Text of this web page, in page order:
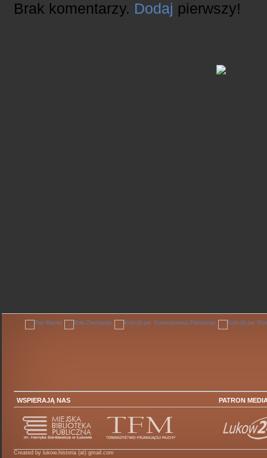
Brak komentarzy. Dodaj pierwszy!
WSPIERAJĄ NAS PATRON
Created by lukow.historia (at) gmail.com